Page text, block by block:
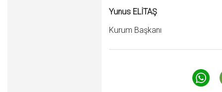
Yunus ELİTAŞ
Kurum Başkanı